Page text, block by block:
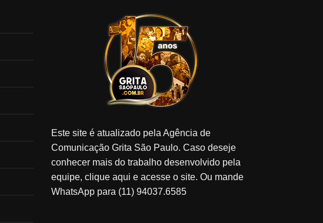
Este site é atualizado pela Agência de
Comunicação Grita São Paulo. Caso deseje
conhecer mais do trabalho desenvolvido pela
equipe, clique aqui e acesse o site. Ou mande
WhatsApp para (11) 94037.6585